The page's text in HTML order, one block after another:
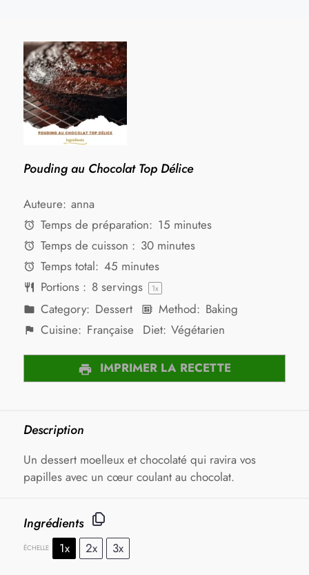
Pouding au Chocolat Top Délice
Auteure: anna
Temps de préparation: 15 minutes
Temps de cuisson : 30 minutes
Temps total: 45 minutes
Portions : 8servings 1x
Category: Dessert Method: Baking
Cuisine: Française Diet: Végétarien
IMPRIMER LA RECETTE
Description
Un dessert moelleux et chocolaté qui ravira vos
papilles avec un cœur coulant au chocolat.
Ingrédients
ÉCHELLE 1x 2x 3x